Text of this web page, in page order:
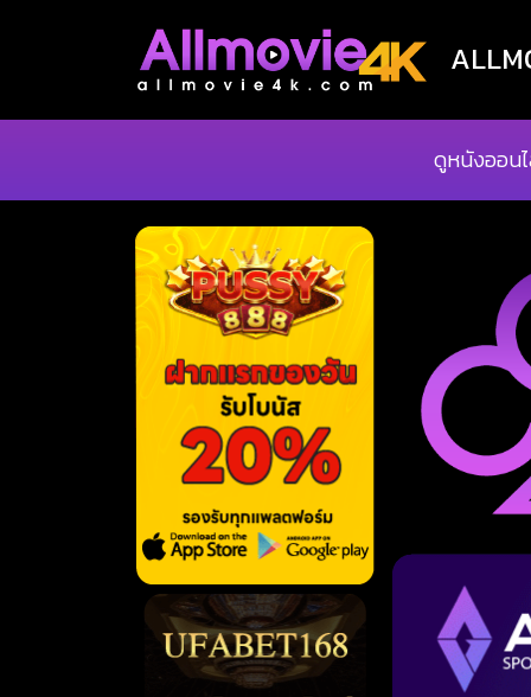
ดูหนังออน